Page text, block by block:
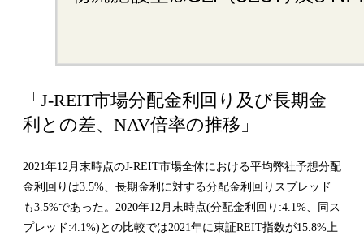
「J-REIT市場分配金利回り及び長期金
利との差、NAV倍率の推移」
2021年12月末時点のJ-REIT市場全体における平均弊社予想分配
金利回りは3.5%、長期金利に対する分配金利回りスプレッド
も3.5%であった。2020年12月末時点(分配金利回り:4.1%、同ス
プレッド:4.1%)との比較では2021年に東証REIT指数が15.8%上